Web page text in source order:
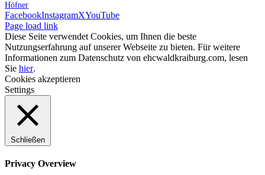
Höfner
FacebookInstagramXYouTube
Page load link
Diese Seite verwendet Cookies, um Ihnen die beste
Nutzungserfahrung auf unserer Webseite zu bieten. Für weitere
Informationen zum Datenschutz von ehcwaldkraiburg.com, lesen
Sie hier.
Cookies akzeptieren
Settings
Schließen
Privacy Overview